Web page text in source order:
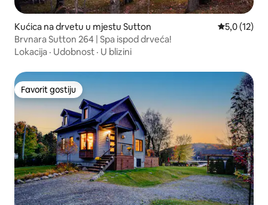
Kućica na drvetu u mjestu Sutton Prosječna
5,0 (12)
Brvnara Sutton 264 | Spa ispod drveća!
Lokacija · Udobnost · U blizini
Favorit gostiju
Favorit gostiju